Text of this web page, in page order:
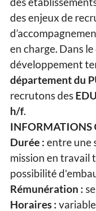
des enjeux de
en charge. Dans
développement
département du
recrutons des
h/f.
INFORMATIONS
Durée : entre une
mission en travail
possibilité
Rémunération :
Horaires :